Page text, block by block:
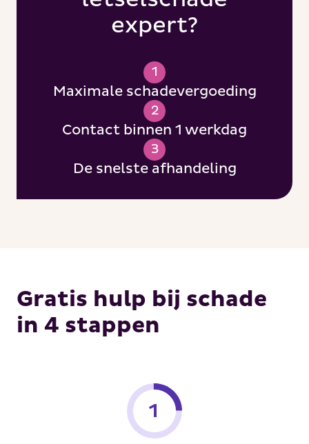
expert?
1
Maximale schadevergoeding
2
Contact binnen 1 werkdag
3
De snelste afhandeling
Gratis hulp bij schade
in 4 stappen